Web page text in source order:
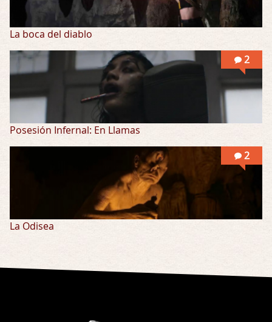
La boca del diablo
2
Posesión Infernal: En Llamas
2
La Odisea